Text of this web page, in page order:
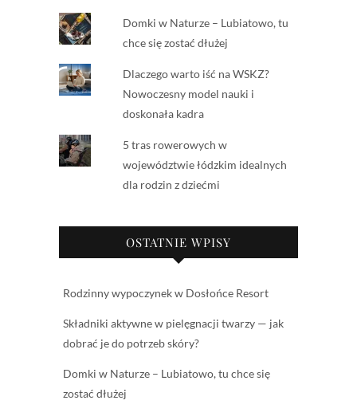
Domki w Naturze – Lubiatowo, tu
chce się zostać dłużej
Dlaczego warto iść na WSKZ?
Nowoczesny model nauki i
doskonała kadra
5 tras rowerowych w
województwie łódzkim idealnych
dla rodzin z dziećmi
OSTATNIE WPISY
Rodzinny wypoczynek w Dosłońce Resort
Składniki aktywne w pielęgnacji twarzy — jak
dobrać je do potrzeb skóry?
Domki w Naturze – Lubiatowo, tu chce się
zostać dłużej